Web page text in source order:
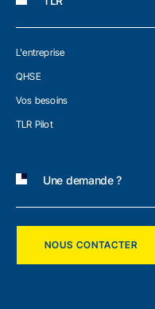
L'entreprise
QHSE
Vos besoins
TLR Pilot
Une demande ?
NOUS CONTACTER